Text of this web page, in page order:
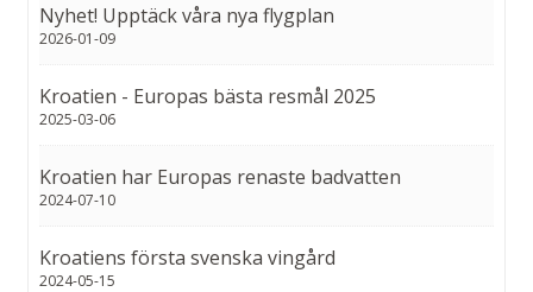
Nyhet! Upptäck våra nya flygplan
2026-01-09
Kroatien - Europas bästa resmål 2025
2025-03-06
Kroatien har Europas renaste badvatten
2024-07-10
Kroatiens första svenska vingård
2024-05-15